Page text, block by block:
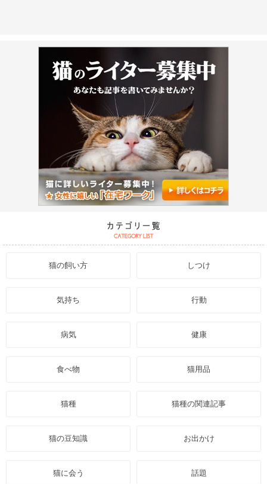
猫の飼い方 しつけ
気持ち 行動
病気 健康
食べ物 猫用品
猫種 猫種の関連記事
猫の豆知識 お出かけ
猫に会う 話題